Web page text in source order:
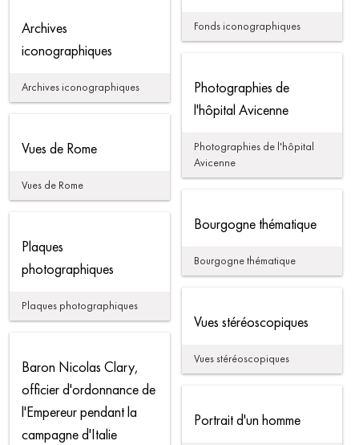
Fonds iconographiques
Archives
iconographiques
Archives iconographiques
Photographies de
l'hôpital Avicenne
Photographies de l'hôpital
Avicenne
Vues de Rome
Vues de Rome
Bourgogne thématique
Bourgogne thématique
Plaques
photographiques
Plaques photographiques
Vues stéréoscopiques
Vues stéréoscopiques
Baron Nicolas Clary,
officier d'ordonnance de
l'Empereur pendant la
campagne d'Italie
Portrait d'un homme